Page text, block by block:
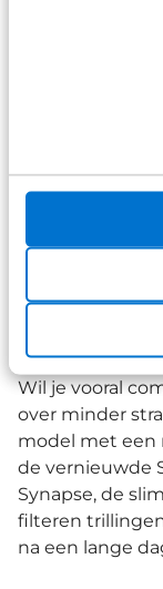
Welke
Bij Broekhuis
nieuwe
allemaal af
Wil je vooral
over minder
model met een
de vernieuwde
Synapse, de
filteren
na een lange